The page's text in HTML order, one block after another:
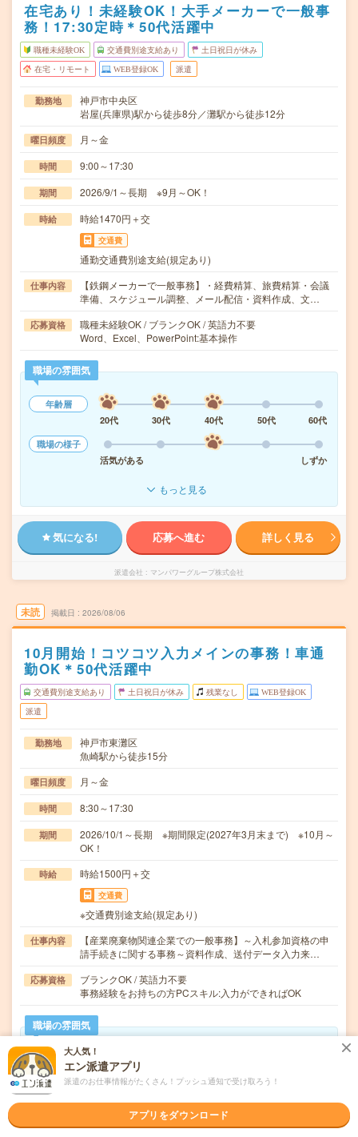
在宅あり！未経験OK！大手メーカーで一般事
務！17:30定時＊50代活躍中
職種未経験OK 交通費別途支給あり 土日祝日が休み
在宅・リモート WEB登録OK 派遣
勤務地
神戸市中央区
岩屋(兵庫県)駅から徒歩8分／灘駅から徒歩12分
曜日頻度 月～金
時間 9:00～17:30
期間 2026/9/1～長期 ※9月～OK！
時給 時給1470円＋交
交通費
通勤交通費別途支給(規定あり)
仕事内容
【鉄鋼メーカーで一般事務】・経費精算、旅費精算・会議
準備、スケジュール調整、メール配信・資料作成、文…
応募資格
職種未経験OK / ブランクOK / 英語力不要
Word、Excel、PowerPoint:基本操作
職場の雰囲気
年齢層
20代
30代 40代 50代
60代
職場の様子
活気がある
しずか
もっと見る
気になる! 応募へ進む 詳しく見る
派遣会社 マンパワーグループ株式会社
未読 掲載日 2026/08/06
10月開始！コツコツ入力メインの事務！車通
勤OK＊50代活躍中
交通費別途支給あり 土日祝日が休み 残業なし WEB登録OK
派遣
勤務地
神戸市東灘区
魚崎駅から徒歩15分
曜日頻度 月～金
時間 8:30～17:30
期間
2026/10/1～長期 ※期間限定(2027年3月末まで) ※10月～
OK！
時給 時給1500円＋交
交通費
※交通費別途支給(規定あり)
仕事内容
【産業廃棄物関連企業での一般事務】～入札参加資格の申
請手続きに関する事務～資料作成、送付データ入力来…
応募資格
ブランクOK / 英語力不要
事務経験をお持ちの方PCスキル:入力ができればOK
職場の雰囲気
年齢層
20代
40代 50代
活気がある
大人気！
エン派遣アプリ
派遣のお仕事情報がたくさん！プッシュ通知で受け取ろう！
アプリをダウンロード